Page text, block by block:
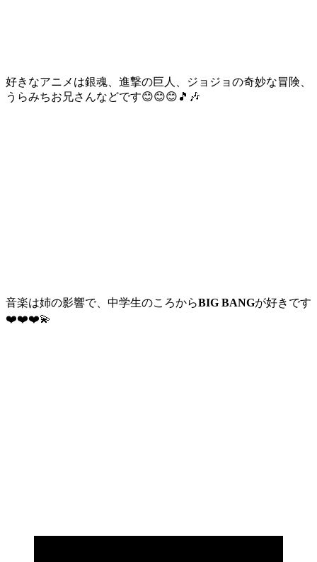
好きなアニメは銀魂、進撃の巨人、ジョジョの奇妙な冒険、
うらみちお兄さんなどです😊😊😊🎵🎶
音楽は姉の影響で、中学生のころからBIG BANGが好きです
❤️❤️❤️💫